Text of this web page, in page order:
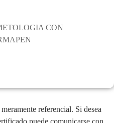
CON
referencial. Si desea
puede comunicarse con